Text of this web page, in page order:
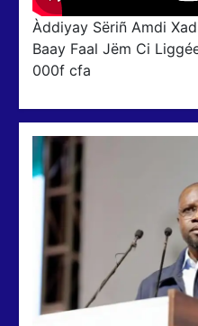
Àddiyay Sëriñ Amdi
Baay Faal Jëm Ci
000f cfa